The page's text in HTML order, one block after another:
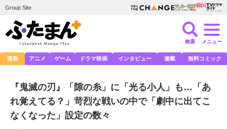
Group Site
検索 メニュー
漫画 アニメ ゲーム ドラマ映画 インタビュー 連載 無料コミック
『鬼滅の刃』「隙の糸」に「光る小人」も…「あ
れ覚えてる？」苛烈な戦いの中で「劇中に出てこ
なくなった」設定の数々